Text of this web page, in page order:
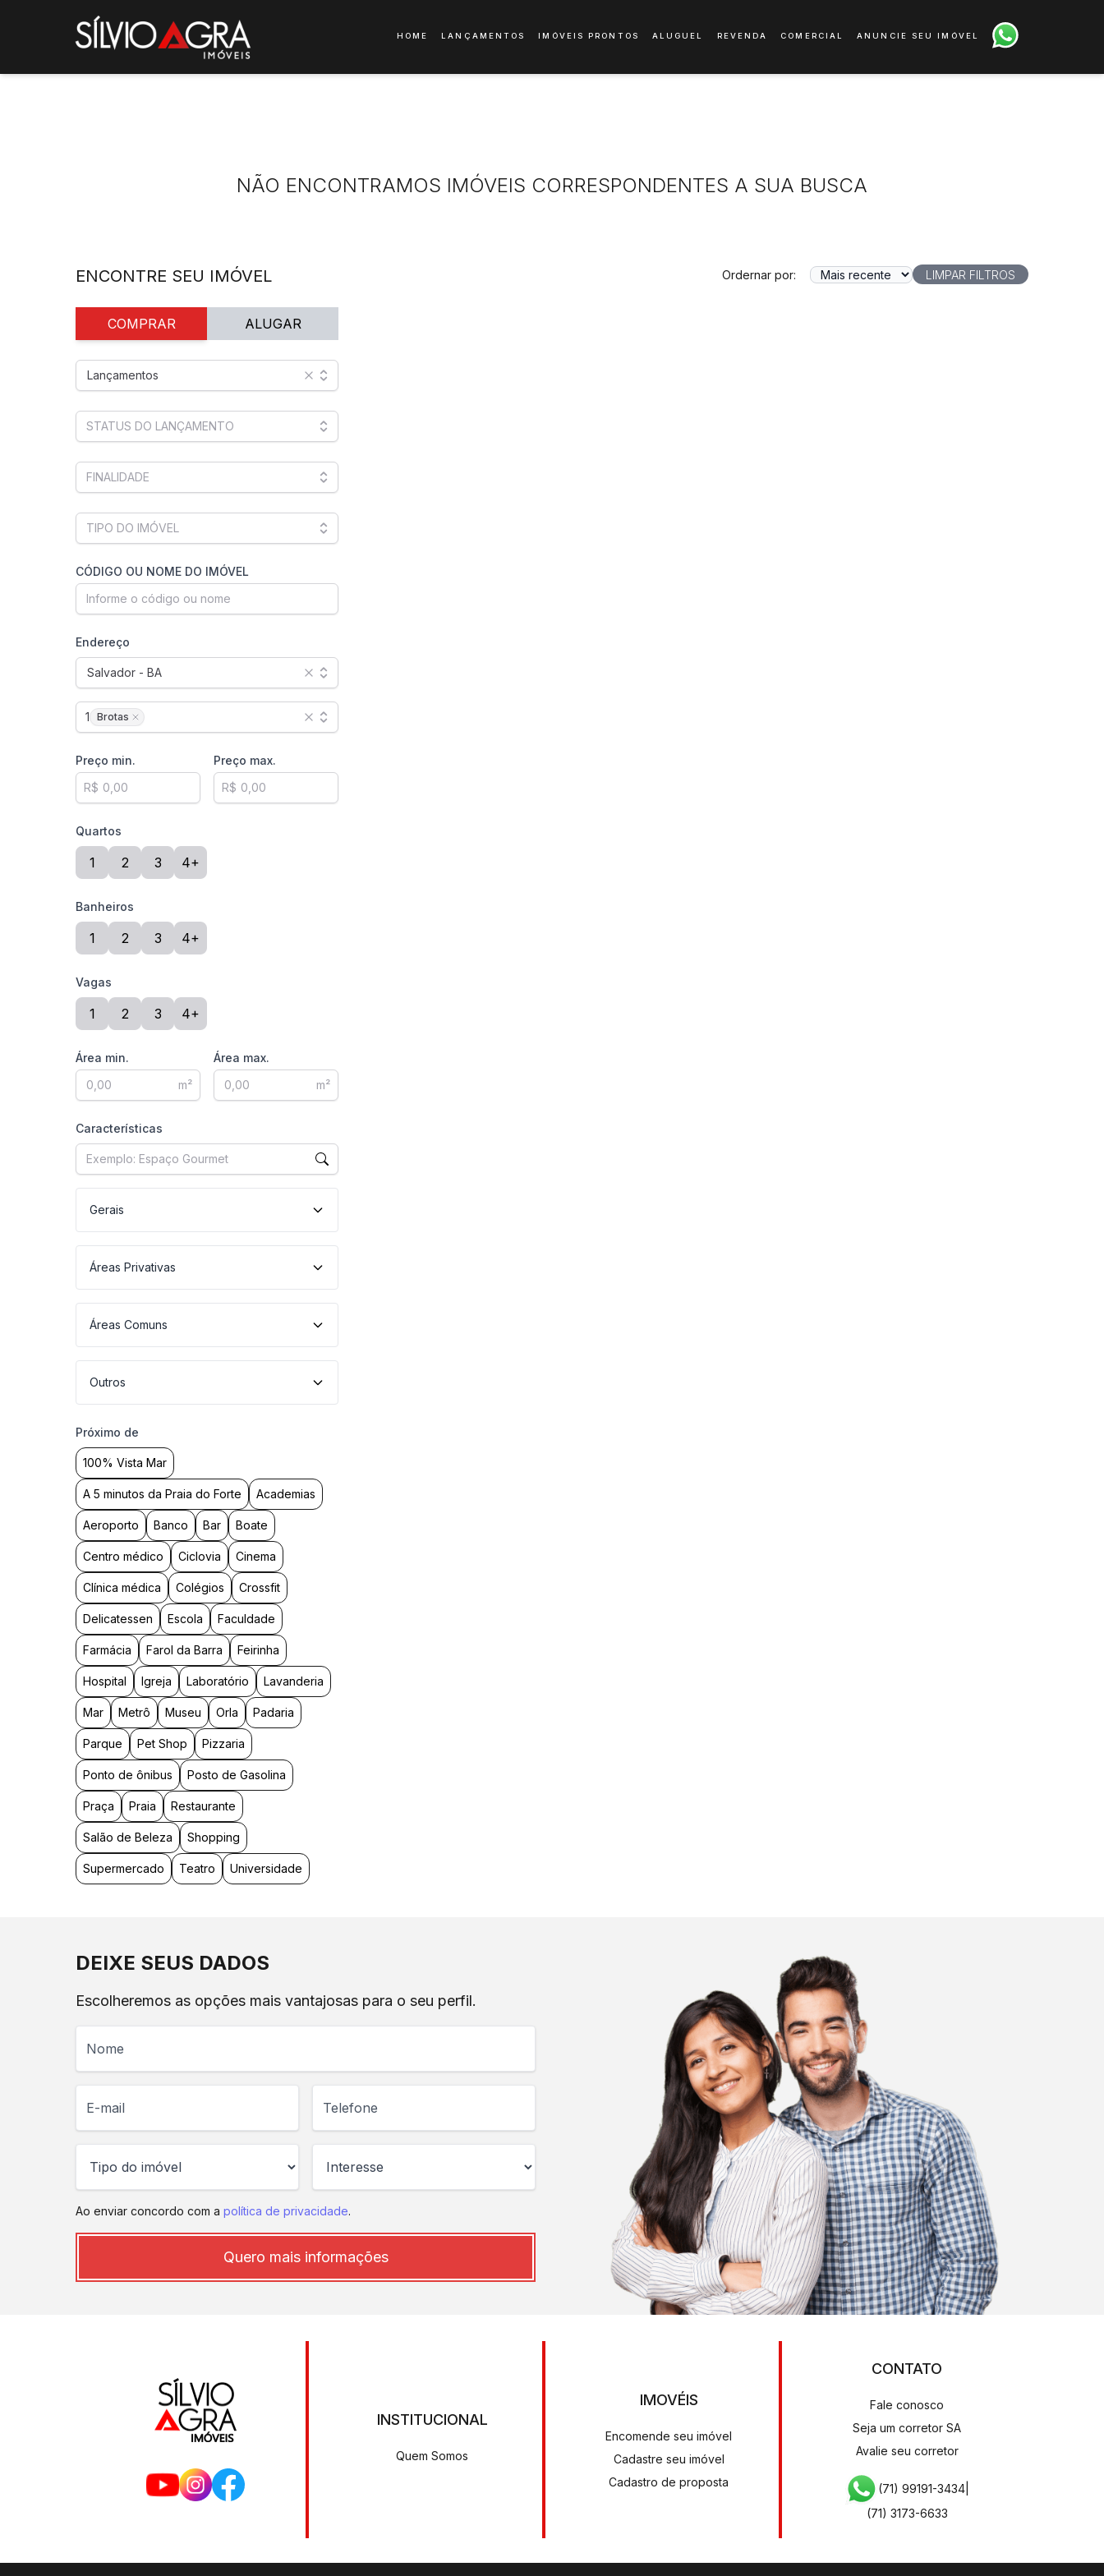
HOME LANÇAMENTOS IMÓVEIS PRONTOS ALUGUEL REVENDA COMERCIAL ANUNCIE SEU IMÓVEL
NÃO ENCONTRAMOS IMÓVEIS CORRESPONDENTES A SUA BUSCA
ENCONTRE SEU IMÓVEL
COMPRAR ALUGAR
Lançamentos
CÓDIGO OU NOME DO IMÓVEL
Endereço
Salvador - BA
1 Brotas
Preço min.
R$
Preço max.
R$
Quartos
1 2 3 4+
Banheiros
1 2 3 4+
Vagas
1 2 3 4+
Área min.
m²
Área max.
m²
Características
Gerais
Áreas Privativas
Áreas Comuns
Outros
Próximo de
100% Vista Mar
A 5 minutos da Praia do Forte Academias
Aeroporto Banco Bar Boate
Centro médico Ciclovia Cinema
Clínica médica Colégios Crossfit
Delicatessen Escola Faculdade
Farmácia Farol da Barra Feirinha
Hospital Igreja Laboratório Lavanderia
Mar Metrô Museu Orla Padaria
Parque Pet Shop Pizzaria
Ponto de ônibus Posto de Gasolina
Praça Praia Restaurante
Salão de Beleza Shopping
Supermercado Teatro Universidade
Ordernar por: LIMPAR FILTROS
DEIXE SEUS DADOS
Escolheremos as opções mais vantajosas para o seu perfil.
Ao enviar concordo com a política de privacidade.
Quero mais informações
INSTITUCIONAL
Quem Somos
IMOVÉIS
Encomende seu imóvel
Cadastre seu imóvel
Cadastro de proposta
CONTATO
Fale conosco
Seja um corretor SA
Avalie seu corretor
(71) 99191-3434|
(71) 3173-6633